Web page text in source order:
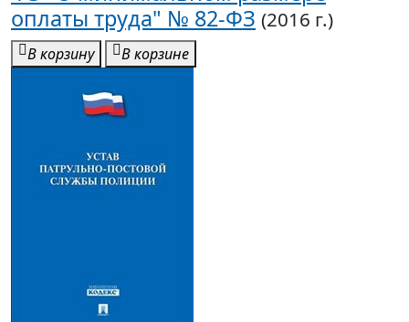
оплаты труда" № 82-ФЗ (2016 г.)
В корзину В корзине